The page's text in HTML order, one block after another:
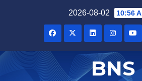
2026-08-02 10:56
BNS